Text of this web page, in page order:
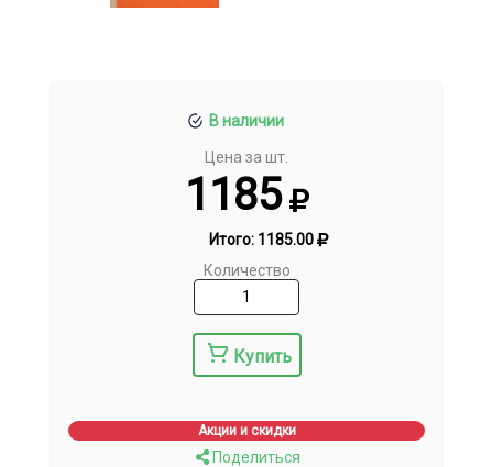
В наличии
Цена за шт.
1185
Итого: 1185.00
Количество
Купить
Акции и скидки
Поделиться